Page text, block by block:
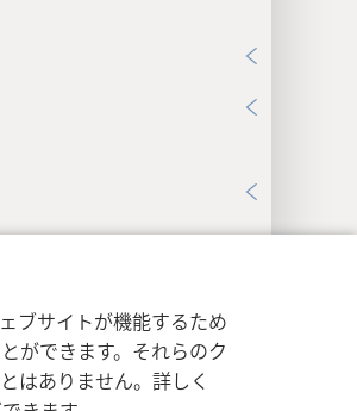
ブサイトが機能するため
ができます。それらのク
はありません。詳しく
ではメシアが「ベツレヘム･エ
た。（ミカ 5:2 ） ダビデの町
ユダヤにあった。（サ一 16:1，
フラタまでの直線距離は約